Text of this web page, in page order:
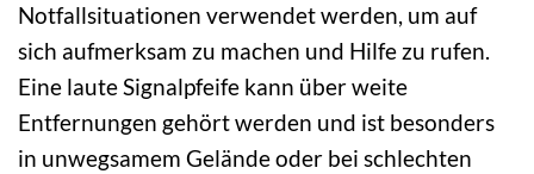
Notfallsituationen verwendet werden, um auf
sich aufmerksam zu machen und Hilfe zu rufen.
Eine laute Signalpfeife kann über weite
Entfernungen gehört werden und ist besonders
in unwegsamem Gelände oder bei schlechten